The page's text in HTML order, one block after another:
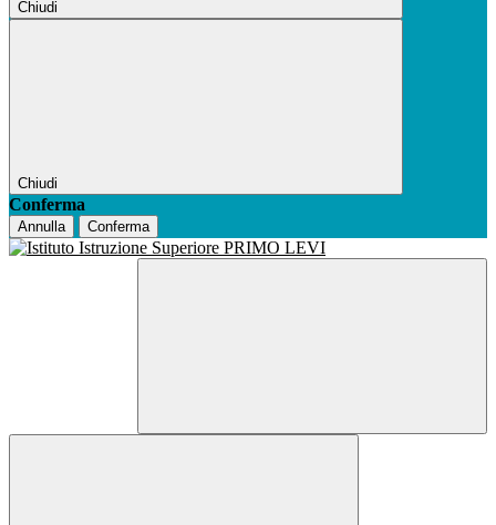
Chiudi
Chiudi
Conferma
Annulla Conferma